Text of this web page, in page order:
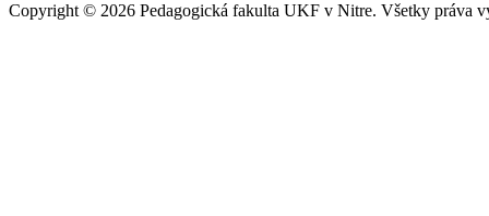
Copyright© 2026 Pedagogická fakulta UKF v Nitre. Všetky práva